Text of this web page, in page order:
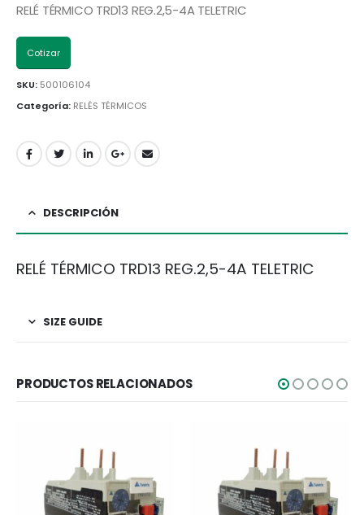
RELÉ TÉRMICO TRD13 REG.2,5-4A TELETRIC
Cotizar
SKU: 500106104
Categoría: RELÉS TÉRMICOS
DESCRIPCIÓN
RELÉ TÉRMICO TRD13 REG.2,5-4A TELETRIC
SIZE GUIDE
PRODUCTOS RELACIONADOS